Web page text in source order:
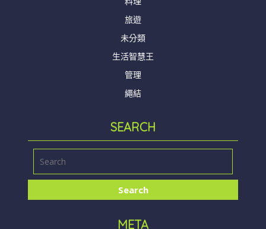
旅遊
未分類
生活智慧王
管理
繩結
SEARCH
META